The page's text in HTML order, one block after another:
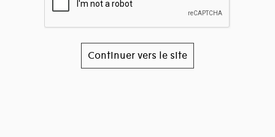
Continuer vers le site